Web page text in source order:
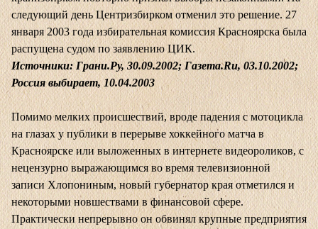
следующий день Центризбирком отменил это решение. 27
января 2003 года избирательная комиссия Красноярска была
распущена судом по заявлению ЦИК.
Источники: Грани.Ру, 30.09.2002; Газета.Ru, 03.10.2002;
Россия выбирает, 10.04.2003
Помимо мелких происшествий, вроде падения с мотоцикла
на глазах у публики в перерыве хоккейного матча в
Красноярске или выложенных в интернете видеороликов, с
нецензурно выражающимся во время телевизионной
записи Хлопониным, новый губернатор края отметился и
некоторыми новшествами в финансовой сфере.
Практически непрерывно он обвинял крупные предприятия